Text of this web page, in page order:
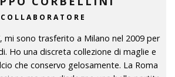
COLLABORATORE
mi sono trasferito a Milano nel 2009 per
Ho una discreta collezione di maglie e
che conservo gelosamente. La Roma